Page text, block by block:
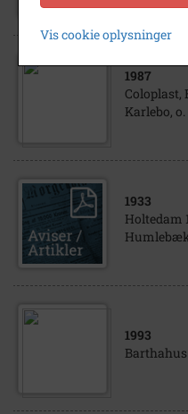
1987
Coloplast,
Karlebo, o.
1933
Holtedam
1993
Barthahus
Vis cookie oplysninger